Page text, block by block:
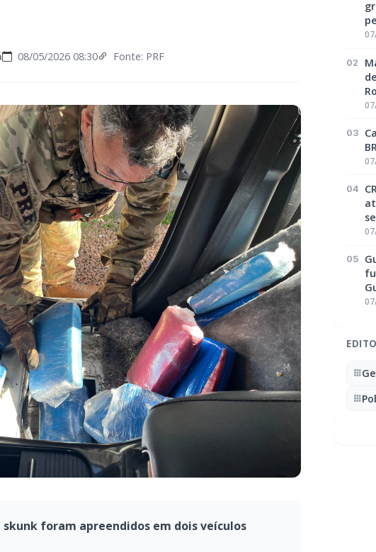
08/05/2026 08:30 Fonte: PRF
foram apreendidos em dois veículos
02
03
04
05